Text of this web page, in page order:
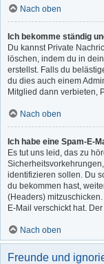
Nach oben
Ich bekomme ständig
Du kannst Private
löschen, indem du in
erstellst. Falls du
du dies auch einem
Mitglied dann verbieten,
Nach oben
Ich habe eine Spam-E-
Es tut uns leid, das zu
identifizieren sollen. Du
du bekommen hast,
(Headers)
E-Mail verschickt hat.
Nach oben
Freunde und